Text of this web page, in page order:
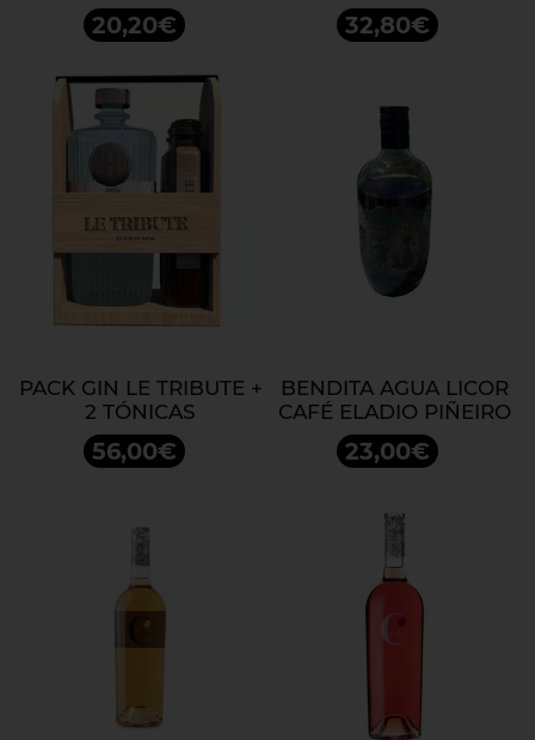
20,20€ 32,80€
PACK GIN LE TRIBUTE +
2 TÓNICAS
56,00€
BENDITA AGUA LICOR
CAFÉ ELADIO PIÑEIRO
23,00€